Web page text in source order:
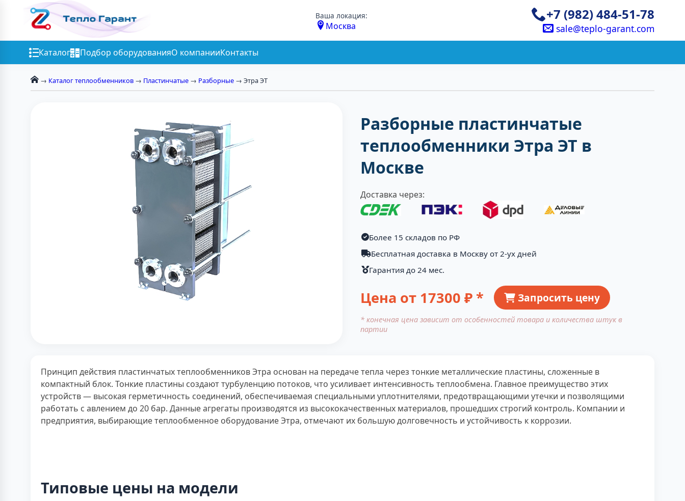
Ваша локация:
Москва
+7 (982) 484-51-78
sale@teplo-garant.com
Каталог Подбор оборудованияО компанииКонтакты
→ Каталог теплообменников → Пластинчатые → Разборные → Этра ЭТ
Разборные пластинчатые
теплообменники Этра ЭТ в
Москве
Доставка через:
Более 15 складов по РФ
Бесплатная доставка в Москву от 2-ух дней
Гарантия до 24 мес.
Цена от 17300 ₽ * Запросить цену
* конечная цена зависит от особенностей товара и количества штук в
партии
Принцип действия пластинчатых теплообменников Этра основан на передаче тепла через тонкие металлические пластины, сложенные в
компактный блок. Тонкие пластины создают турбуленцию потоков, что усиливает интенсивность теплообмена. Главное преимущество этих
устройств — высокая герметичность соединений, обеспечиваемая специальными уплотнителями, предотвращающими утечки и позволящими
работать с авлением до 20 бар. Данные агрегаты производятся из высококачественных материалов, прошедших строгий контроль. Компании и
предприятия, выбирающие теплообменное оборудование Этра, отмечают их большую долговечность и устойчивость к коррозии.
Типовые цены на модели